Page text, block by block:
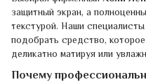
защитный экран, а
текстурой. Наши
подобрать средство,
деликатно матируя или
Почему